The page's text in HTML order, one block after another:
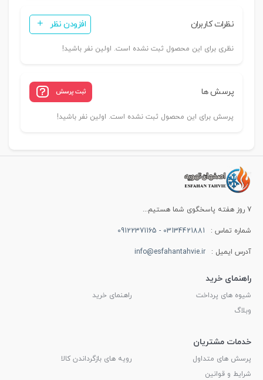
نظرات کاربران افزودن نظر
نظری برای این محصول ثبت نشده است. اولین نفر باشید!
پرسش ها ثبت پرسش
پرسش برای این محصول ثبت نشده است. اولین نفر باشید!
7 روز هفته پاسخگوی شما هستیم...
شماره تماس : 03134421881 - 09122371165
آدرس ایمیل : info@esfahantahvie.ir
راهنمای خرید
شیوه های پرداخت
راهنمای خرید
وبلاگ
خدمات مشتریان
پرسش های متداول
رویه های بازگرداندن کالا
شرایط و قوانین